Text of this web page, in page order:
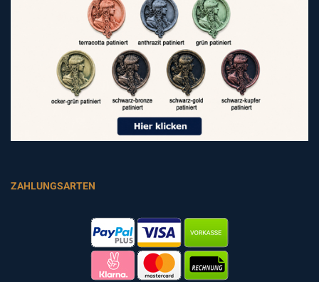
ZAHLUNGSARTEN